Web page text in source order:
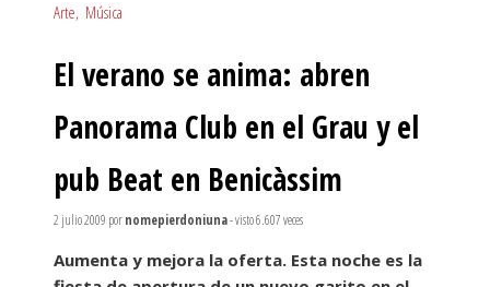
Arte, Música
El verano se anima: abren
Panorama Club en el Grau y el
pub Beat en Benicàssim
2 julio 2009 pornomepierdoniuna- visto 6.607 veces
Aumenta y mejora la oferta. Esta noche es la